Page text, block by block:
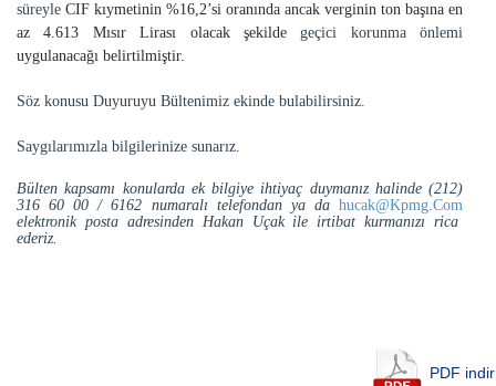
süreyle CIF kıymetinin %16,2’si oranında ancak verginin ton başına en
az 4.613 Mısır Lirası olacak şekildegeçici korunma önlemi
uygulanacağı belirtilmiştir.
Söz konusu Duyuruyu Bültenimiz ekinde bulabilirsiniz.
Saygılarımızla bilgilerinize sunarız.
Bülten kapsamı konularda ek bilgiye ihtiyaç duymanız halinde (212)
316 60 00 / 6162 numaralı telefondan ya da hucak@Kpmg.Com
elektronik posta adresinden Hakan Uçak ile irtibat kurmanızı rica
ederiz.
PDF indir